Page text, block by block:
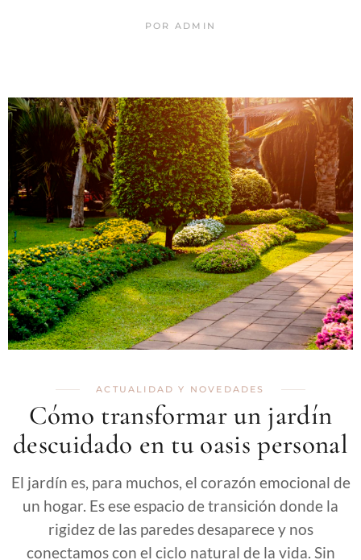
POR ADMIN
ACTUALIDAD Y NOVEDADES
Cómo transformar un jardín
descuidado en tu oasis personal
El jardín es, para muchos, el corazón emocional de
un hogar. Es ese espacio de transición donde la
rigidez de las paredes desaparece y nos
conectamos con el ciclo natural de la vida. Sin